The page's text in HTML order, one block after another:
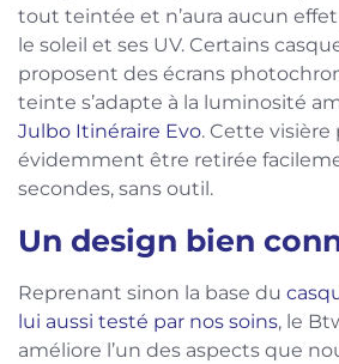
tout teintée et n’aura aucun
le soleil et ses UV. Certains
proposent des écrans
teinte s’adapte à la luminosité
Julbo Itinéraire Evo. Cette
évidemment être retirée
secondes, sans outil.
Un design bien
Reprenant sinon la base du
lui aussi testé par nos soins, le
améliore l’un des aspects que